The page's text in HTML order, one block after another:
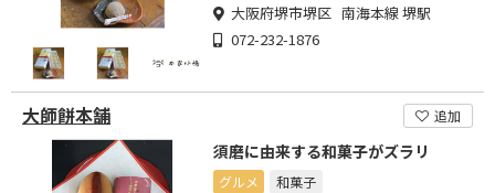
大阪府堺市堺区 南海本線 堺駅
072-232-1876
大師餅本舗 追加
須磨に由来する和菓子がズラリ
グルメ 和菓子